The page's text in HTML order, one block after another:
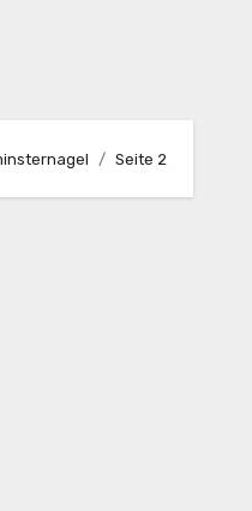
Seite 2